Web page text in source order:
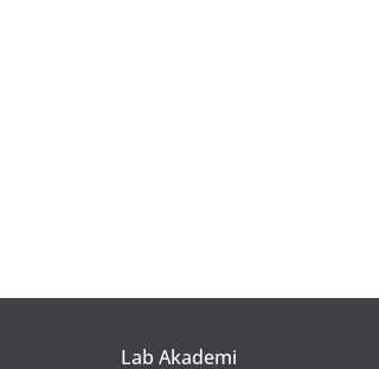
Lab Akademi